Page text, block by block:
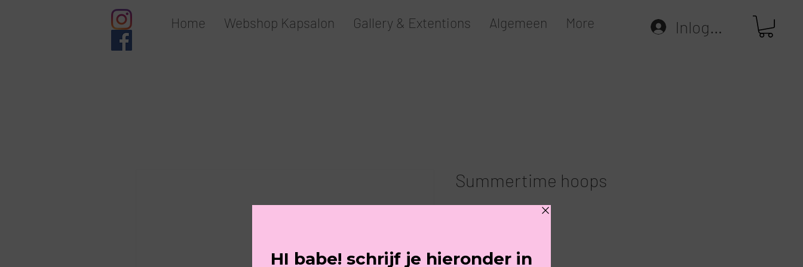
Home Webshop Kapsalon Gallery & Extentions Algemeen More Inloggen
Summertime hoops
Aantal *